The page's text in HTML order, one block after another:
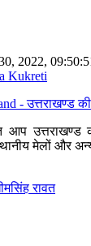
2022,
Kukreti
- उत्तराखण्ड
उत्तराखण्ड
मेलों और
रावत